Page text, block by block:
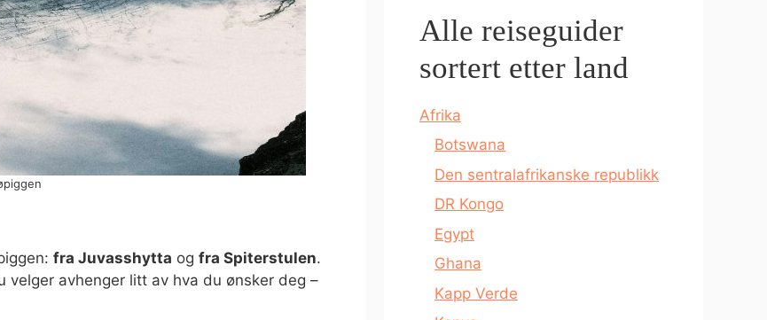
fra Juvasshytta og fra Spiterstulen.
velger avhenger litt av hva du ønsker deg –
Alle reiseguider
sortert etter land
Afrika
Botswana
Den sentralafrikanske republikk
DR Kongo
Egypt
Ghana
Kapp Verde